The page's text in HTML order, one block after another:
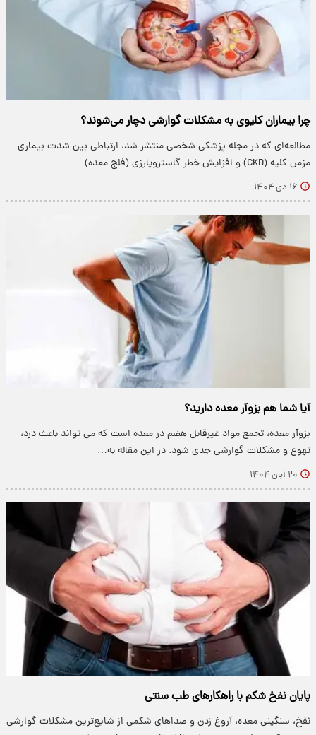
چرا بیماران کلیوی به مشکلات گوارشی دچار می‌شوند؟
مطالعه‌ای که در مجله پزشکی شخصی منتشر شد، ارتباطی بین شدت بیماری
مزمن کلیه (CKD) و افزایش خطر گاستروپارزی (فلج معده)…
۱۶ دی ۱۴۰۴
آیا شما هم بزوآر معده دارید؟
بزوآر معده، تجمع مواد غیرقابل هضم در معده است که می تواند باعث درد،
تهوع و مشکلات گوارشی جدی شود. در این مقاله به…
۲۰ آبان ۱۴۰۴
پایان نفخ شکم با راهکارهای طب سنتی
نفخ، سنگینی معده، آروغ زدن و صداهای شکمی از شایع‌ترین مشکلات گوارشی